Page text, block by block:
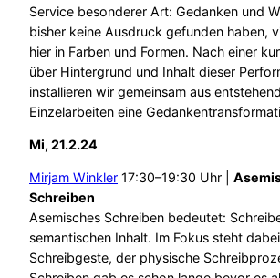
Service besonderer Art: Gedanken und
bisher keine Ausdruck gefunden haben,
hier in Farben und Formen. Nach einer
über Hintergrund und Inhalt dieser
installieren wir gemeinsam aus
Einzelarbeiten eine
Mi, 21.2.24
Mirjam Winkler 17:30–19:30 Uhr |
Schreiben
Asemisches Schreiben bedeutet:
semantischen Inhalt. Im Fokus steht
Schreibgeste, der physische